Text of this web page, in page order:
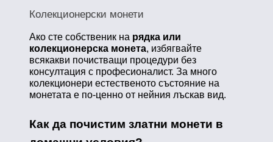
Колекционерски монети
Ако сте собственик на рядка или
колекционерска монета, избягвайте
всякакви почистващи процедури без
консултация с професионалист. За много
колекционери естественото състояние на
монетата е по-ценно от нейния лъскав вид.
Как да почистим златни монети в